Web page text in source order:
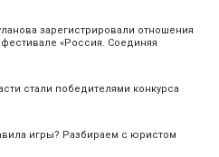
зарегистрировали отношения
«Россия. Соединяя
стали победителями конкурса
игры? Разбираем с юристом